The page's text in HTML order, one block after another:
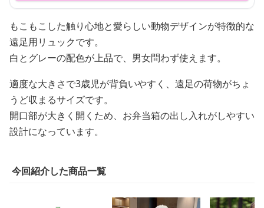
もこもこした触り心地と愛らしい動物デザインが特徴的な
遠足用リュックです。
白とグレーの配色が上品で、男女問わず使えます。
適度な大きさで3歳児が背負いやすく、遠足の荷物がちょ
うど収まるサイズです。
開口部が大きく開くため、お弁当箱の出し入れがしやすい
設計になっています。
今回紹介した商品一覧